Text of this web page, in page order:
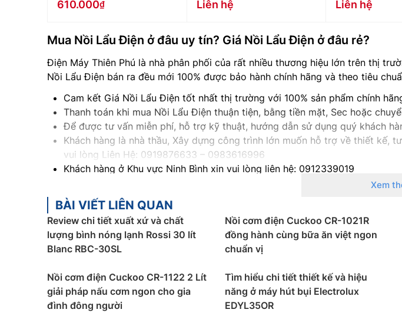
610.000 Liên hệ Liên hệ
Mua Nồi Lẩu Điện ở đâu uy tín? Giá Nồi Lẩu Điện ở đâu rẻ?
Điện Máy Thiên Phú là nhà phân phối của rất nhiều thương hiệu lớn trên thị
Nồi Lẩu Điện bán ra đều mới 100% được bảo hành chính hãng và theo tiêu
Cam kết Giá Nồi Lẩu Điện tốt nhất thị trường với 100% sản phẩm chính
Thanh toán khi mua Nồi Lẩu Điện thuận tiện, bằng tiền mặt, Sec hoặc
Để được tư vấn miễn phí, hỗ trợ kỹ thuật, hướng dẫn sử dụng quý khách
Khách hàng là nhà thầu, Xây dựng công trình lớn muốn hỗ trợ về thiết
vui lòng Liên Hệ: 0919876633 – 0983616996
Khách hàng ở Khu vực Ninh Bình xin vui lòng liên hệ: 0912339019
Khách hàng ở Khu vực Bắc Giang xin vui lòng liên hệ: 0983666996
Xem
BÀI VIẾT LIÊN QUAN
Review chi tiết xuất xứ và chất
lượng bình nóng lạnh Rossi 30 lít
Blanc RBC-30SL
Nồi cơm điện Cuckoo CR-1021R
đồng hành cùng bữa ăn việt ngon
chuẩn vị
Nồi cơm điện Cuckoo CR-1122 2 Lít
giải pháp nấu cơm ngon cho gia
đình đông người
Tìm hiểu chi tiết thiết kế và hiệu
năng ở máy hút bụi Electrolux
EDYL35OR